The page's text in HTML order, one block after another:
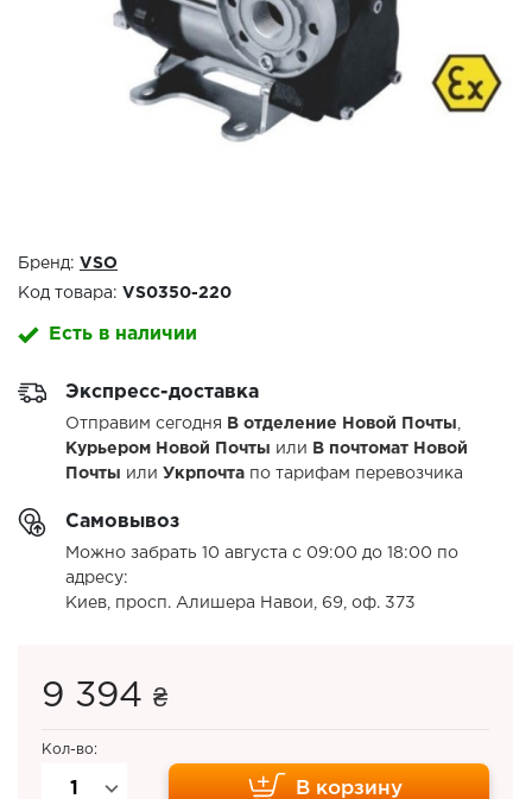
Бренд: VSO
Код товара: VS0350-220
Есть в наличии
Экспресс-доставка
Отправим сегодня В отделение Новой Почты
Курьером Новой Почты или
В почтомат Новой
Почты или Укрпочта по тарифам перевозчика
Самовывоз
Можно забрать 10 августа с 09:00 до 18:00 по
адресу:
Киев, просп. Алишера Навои, 69, оф. 373
9 394 ₴
Кол-во:
В корзину